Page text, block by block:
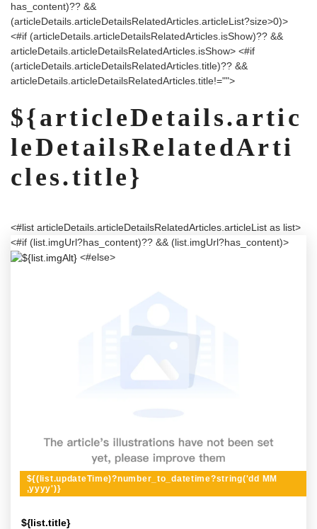
has_content)?? &&
(articleDetails.articleDetailsRelatedArticles.articleList?size>0)>
<#if (articleDetails.articleDetailsRelatedArticles.isShow)?? &&
articleDetails.articleDetailsRelatedArticles.isShow> <#if
(articleDetails.articleDetailsRelatedArticles.title)?? &&
articleDetails.articleDetailsRelatedArticles.title!="">
${articleDetails.artic
leDetailsRelatedArti
cles.title}
<#list articleDetails.articleDetailsRelatedArticles.articleList as list>
<#if (list.imgUrl?has_content)?? && (list.imgUrl?has_content)>
<#else>
${list.title}
${(list.updateTime)?number_to_datetime?string('dd MM
,yyyy')}